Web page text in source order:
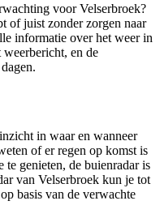
voor Velserbroek?
of juist zonder zorgen naar
informatie over het weer in
en de
in waar en wanneer
of er regen op komst is
genieten, de buienradar is
van Velserbroek kun je tot
basis van de verwachte